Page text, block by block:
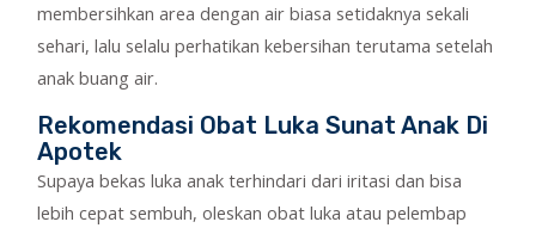
membersihkan area dengan air biasa setidaknya sekali
sehari, lalu selalu perhatikan kebersihan terutama setelah
anak buang air.
Rekomendasi Obat Luka Sunat Anak Di
Apotek
Supaya bekas luka anak terhindari dari iritasi dan bisa
lebih cepat sembuh, oleskan obat luka atau pelembap